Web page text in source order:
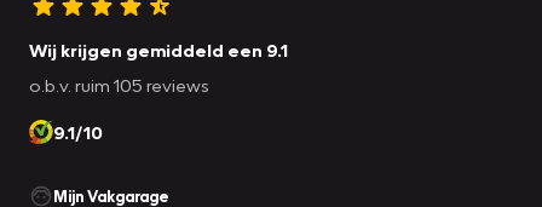
Wij krijgen gemiddeld een 9.1
o.b.v. ruim 105 reviews
9.1/10
Mijn Vakgarage